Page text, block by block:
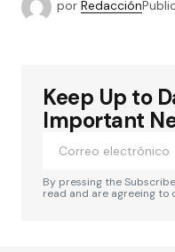
por Redacción
Keep Up to
Important
By pressing the
read and are agreeing to